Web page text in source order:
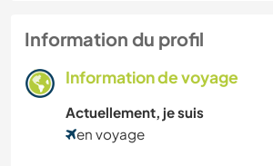
Information du profil
Information de voyage
Actuellement, je suis
en voyage